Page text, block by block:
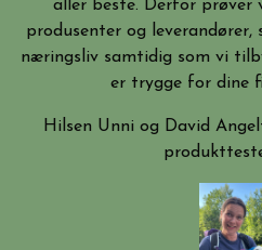
aller beste. Derfor prøver
produsenter og
næringsliv samtidig som vi
er trygge for dine
Hilsen Unni og David